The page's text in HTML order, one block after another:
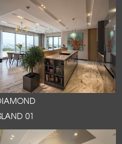
01
ƠN